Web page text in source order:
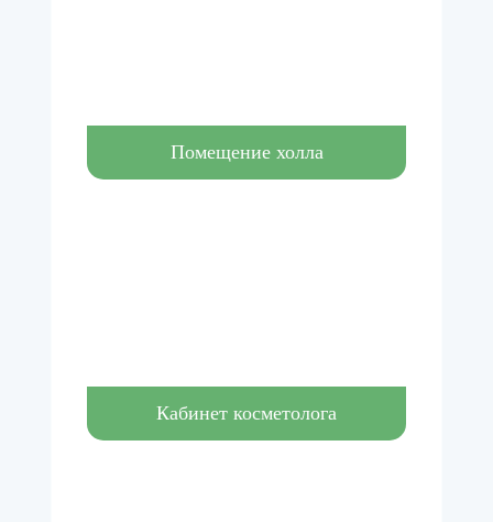
Помещение холла
Кабинет косметолога